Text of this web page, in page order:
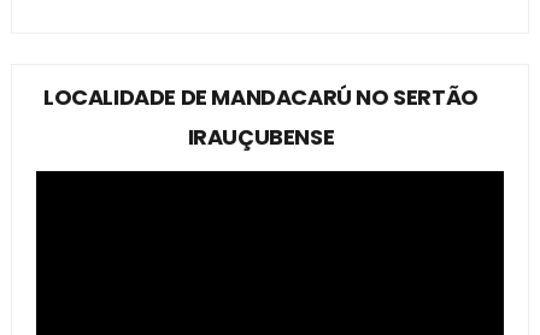
LOCALIDADE DE MANDACARÚ NO SERTÃO
IRAUÇUBENSE